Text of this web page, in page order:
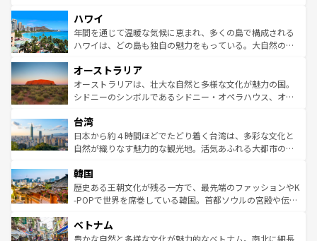
ば市内交通費無料で観光を楽しむこともできる。 なお、新
着のスイス情報はコンテンツ一覧 を参照してほしい。
のような巨大都市は、観光、ショッピング、エンターテイ
ンメントが詰まった刺激的なスポットだ。一方、アメリカ
西部には大自然が広がり、グランドキャニオンやイエロー
部のニューオーリンズでは、音楽と美食が融合した独特の
文化が魅力。旅行者はアメリカの各地域で異なる魅力を楽
しみながら、その多様性と豊かな歴史を感じることができ
ならではの贅沢な旅のスタイルだ。 なお、新着のアメリカ
情報はコンテンツ一覧を参照してほしい。
ハワイ
年間を通じて温暖な気候に恵まれ、多くの島で構成される
ハワイは、どの島も独自の魅力をもっている。大自然の神
ワイ島は見逃せない。また、定番の観光地といえばオアフ
島だが、静かな自然を求めるならマウイ島やカウアイ島が
おすすめ。エメラルドグリーンに輝く海をはじめ、豊かな
れるおもてなしの心で訪れる人々を迎えてくれるハワイの
人々、おいしいローカルフードやハワイアンミュージッ
ク、伝統的なフラダンスなど、すべてがハワイの魅力を彩
ワイを、存分に味わってほしい。 なお、新着のハワイ情報
はコンテンツ一覧を参照してほしい。
オーストラリア
オーストラリアは、壮大な自然と多様な文化が魅力の国。
シドニーのシンボルであるシドニー・オペラハウス、オー
リアリーフや大陸中央部にそびえるウルル（エアーズロッ
ク）、タスマニアの美しい原生林やケアンズの熱帯雨林な
ど、見どころがたくさん。また、カフェやワイン、オージ
いる。アクティビティも充実しており、サーフィンやダイ
ビング、ハイキングなど、アウトドア好きにはたまらな
い。オーストラリアの多彩な魅力を存分に味わいつくそ
参照してほしい。
台湾
日本から約４時間ほどでたどり着く台湾は、多彩な文化と
自然が織りなす魅力的な観光地。活気あふれる大都市の台
ン）、静ひつな山岳地帯である台湾東部など、都市の喧騒
と山間の静けさが共存しており、訪れる人に新しい発見と
驚きをもたらしてくれる。また、奥深い台湾の食文化も魅
容にもいいと評判のスイーツなど、バラエティ豊かな料理
が味わえる。 なお、新着の台湾情報は コンテンツ一覧を参
韓国
歴史ある王朝文化が残る一方で、最先端のファッションやK
-POPで世界を席巻している韓国。首都ソウルの宮殿や伝統
き、地方に足を延ばせば四季折々の自然美を楽しむことが
できる。そして、キムチや焼肉、絶品のストリートフード
ベトナム
豊かな自然と多様な文化が魅力的なベトナム。南北に細長